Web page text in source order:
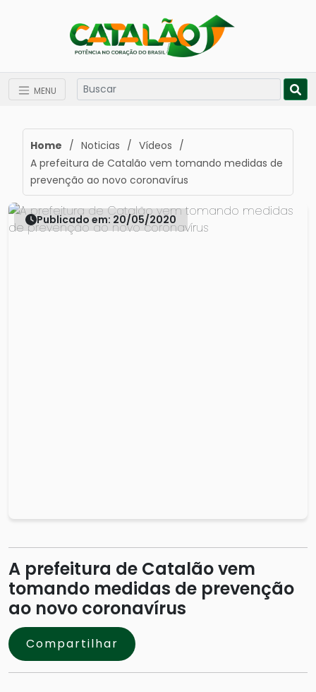
MENU
Home / Noticias / Vídeos /
A prefeitura de Catalão vem tomando medidas de
prevenção ao novo coronavírus
Publicado em: 20/05/2020
A prefeitura de Catalão vem
tomando medidas de prevenção
ao novo coronavírus
Compartilhar